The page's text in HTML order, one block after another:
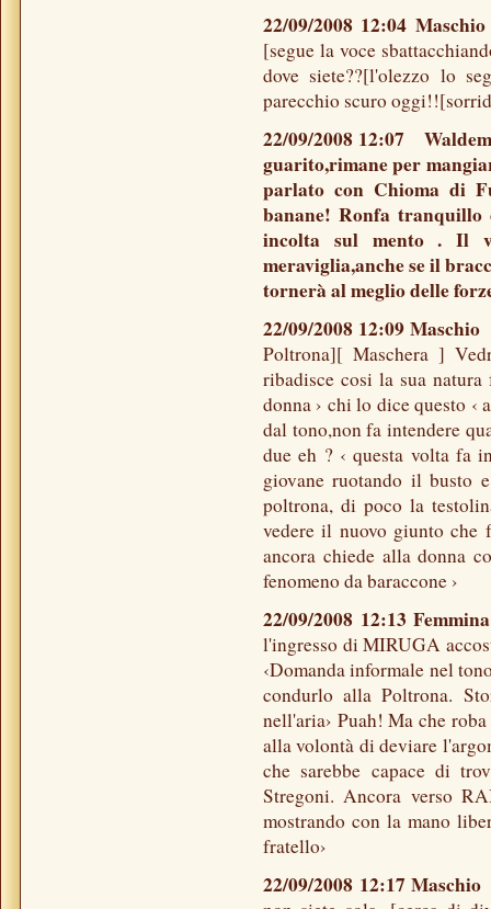
22/09/2008 12:04
[segue la voce
dove siete??[l'olezzo lo
parecchio scuro
22/09/2008 12:07
guarito,rimane per
parlato con Chioma di
banane! Ronfa
incolta sul mento . Il
meraviglia,anche se il
tornerà al meglio delle
22/09/2008 12:09
Poltrona][ Maschera ]
ribadisce cosi la sua
donna › chi lo dice questo ‹
dal tono,non fa intendere
due eh ? ‹ questa volta fa
giovane ruotando il busto
poltrona, di poco la
vedere il nuovo giunto
ancora chiede alla donna
fenomeno da baraccone ›
22/09/2008 12:13
l'ingresso di MIRUGA
‹Domanda informale nel
condurlo alla Poltrona.
nell'aria› Puah! Ma che
alla volontà di deviare
che sarebbe capace di
Stregoni. Ancora verso
mostrando con la mano
fratello›
22/09/2008 12:17